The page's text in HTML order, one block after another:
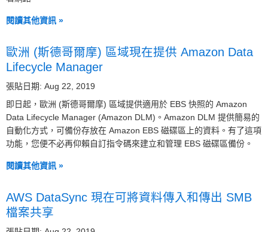
閱讀其他資訊 »
歐洲 (斯德哥爾摩) 區域現在提供 Amazon Data
Lifecycle Manager
張貼日期: Aug 22, 2019
即日起，歐洲 (斯德哥爾摩) 區域提供適用於 EBS 快照的 Amazon
Data Lifecycle Manager (Amazon DLM)。Amazon DLM 提供簡易的
自動化方式，可備份存放在 Amazon EBS 磁碟區上的資料。有了這項
功能，您便不必再仰賴自訂指令碼來建立和管理 EBS 磁碟區備份。
閱讀其他資訊 »
AWS DataSync 現在可將資料傳入和傳出 SMB
檔案共享